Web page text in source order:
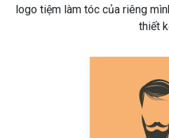
logo tiệm làm tóc của riêng
thiết